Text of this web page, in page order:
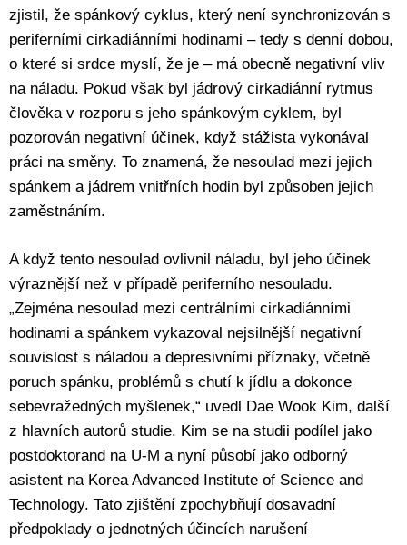
zjistil, že spánkový cyklus, který není synchronizován s
periferními cirkadiánními hodinami – tedy s denní dobou,
o které si srdce myslí, že je – má obecně negativní vliv
na náladu. Pokud však byl jádrový cirkadiánní rytmus
člověka v rozporu s jeho spánkovým cyklem, byl
pozorován negativní účinek, když stážista vykonával
práci na směny. To znamená, že nesoulad mezi jejich
spánkem a jádrem vnitřních hodin byl způsoben jejich
zaměstnáním.
A když tento nesoulad ovlivnil náladu, byl jeho účinek
výraznější než v případě periferního nesouladu.
„Zejména nesoulad mezi centrálními cirkadiánními
hodinami a spánkem vykazoval nejsilnější negativní
souvislost s náladou a depresivními příznaky, včetně
poruch spánku, problémů s chutí k jídlu a dokonce
sebevražedných myšlenek,“ uvedl Dae Wook Kim, další
z hlavních autorů studie. Kim se na studii podílel jako
postdoktorand na U-M a nyní působí jako odborný
asistent na Korea Advanced Institute of Science and
Technology. Tato zjištění zpochybňují dosavadní
předpoklady o jednotných účincích narušení